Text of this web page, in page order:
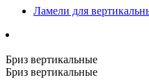
Ламели для
Бриз вертикальные
Бриз вертикальные